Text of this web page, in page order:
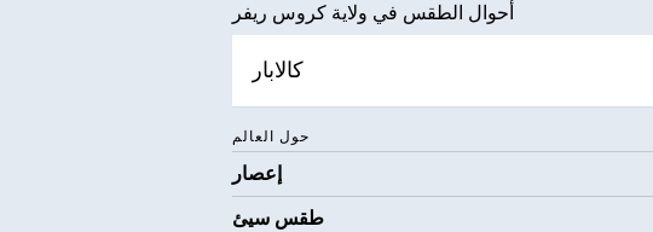
أحوال الطقس في ولاية كروس ريفر
كالابار
حول العالم
إعصار
طقس سيئ